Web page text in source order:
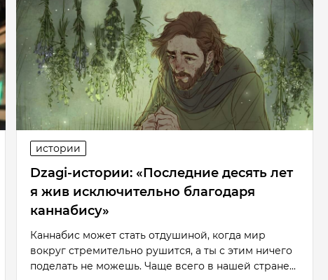
истории
Dzagi-истории: «Последние десять лет
я жив исключительно благодаря
каннабису»
Каннабис может стать отдушиной, когда мир
вокруг стремительно рушится, а ты с этим ничего
поделать не можешь. Чаще всего в нашей стране...